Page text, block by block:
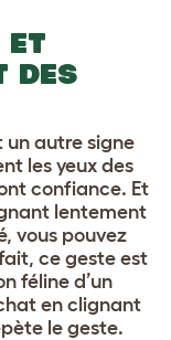
ET
DES
autre signe
les yeux des
confiance. Et
lentement
vous pouvez
ce geste est
féline d’un
en clignant
le geste.